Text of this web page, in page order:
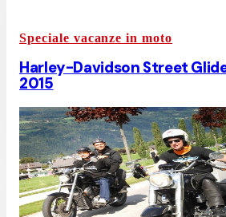
Speciale vacanze in moto
Harley-Davidson Street
2015